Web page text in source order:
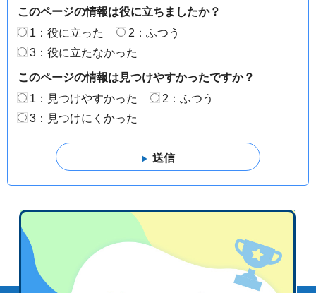
このページの情報は役に立ちましたか？
1：役に立った
2：ふつう
3：役に立たなかった
このページの情報は見つけやすかったですか？
1：見つけやすかった
2：ふつう
3：見つけにくかった